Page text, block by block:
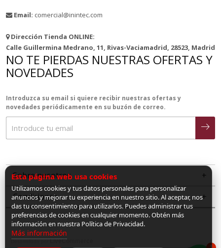
Email: comercial@inintec.com
Dirección Tienda ONLINE:
Calle Guillermina Medrano, 11, Rivas-Vaciamadrid, 28523, Madrid
NO TE PIERDAS NUESTRAS OFERTAS Y
NOVEDADES
Introduzca su email si quiere recibir nuestras ofertas y
novedades periódicamente en su buzón de correo.
Sobre nosotros
Condiciones
LiveCommerce
Esta página web usa cookies
Utilizamos cookies y tus datos personales para personalizar
anuncios y mejorar tu experiencia en nuestro sitio. Al aceptar, nos
das tu consentimiento para utilizarlos. Puedes administrar tus
preferencias de cookies en cualquier momento. Obtén más
información en nuestra Política de Privacidad.
Más información